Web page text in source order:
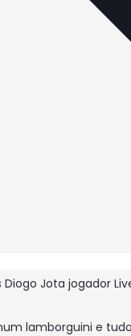
Jota jogador
lamborguini e